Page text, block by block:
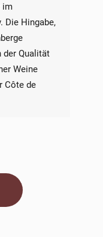
im
Die Hingabe,
der Qualität
Weine
Côte de